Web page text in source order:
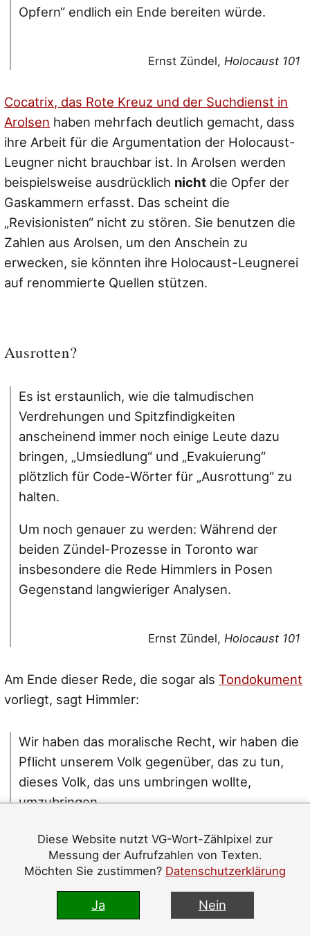
Opfern“ endlich ein Ende bereiten würde.
Ernst Zündel, Holocaust 101
Cocatrix, das Rote Kreuz und der Suchdienst in
Arolsen haben mehrfach deutlich gemacht, dass
ihre Arbeit für die Argumentation der Holocaust-
Leugner nicht brauchbar ist. In Arolsen werden
beispielsweise ausdrücklich nicht die Opfer der
Gaskammern erfasst. Das scheint die
„Revisionisten“ nicht zu stören. Sie benutzen die
Zahlen aus Arolsen, um den Anschein zu
erwecken, sie könnten ihre Holocaust-Leugnerei
auf renommierte Quellen stützen.
Ausrotten?
Es ist erstaunlich, wie die talmudischen
Verdrehungen und Spitzfindigkeiten
anscheinend immer noch einige Leute dazu
bringen, „Umsiedlung“ und „Evakuierung“
plötzlich für Code-Wörter für „Ausrottung“ zu
halten.
Um noch genauer zu werden: Während der
beiden Zündel-Prozesse in Toronto war
insbesondere die Rede Himmlers in Posen
Gegenstand langwieriger Analysen.
Ernst Zündel, Holocaust 101
Am Ende dieser Rede, die sogar alsTondokument
vorliegt, sagt Himmler:
Wir haben das moralische Recht, wir haben die
Pflicht unserem Volk gegenüber, das zu tun,
dieses Volk, das uns umbringen wollte,
umzubringen.
Heinrich Himmler, 04.10.1943 in Posen
Da Himmler hier so deutlich geworden ist,
ergeben die „revisionistischen“ Analysen
Diese Website nutzt VG-Wort-Zählpixel zur
Messung der Aufrufzahlen von Texten.
Möchten Sie zustimmen? Datenschutzerklärung
Ja Nein